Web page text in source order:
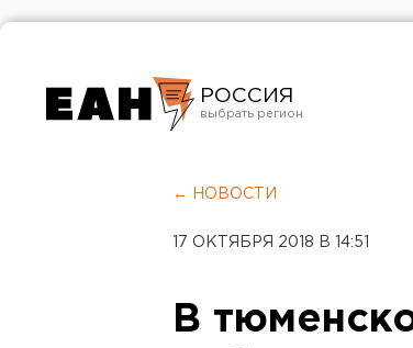
РОССИЯ
Челябинск
← НОВОСТИ
17 ОКТЯБРЯ 2018 В 14:51
В